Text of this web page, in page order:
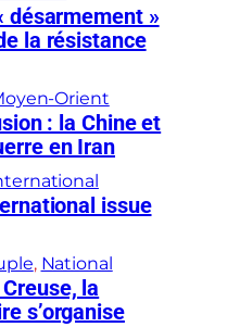
désarmement »
la résistance
Orient
: la Chine et
en Iran
issue
, National
la
s’organise